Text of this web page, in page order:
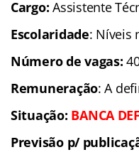
Cargo: Assistente
Escolaridade: Níveis
Número de vagas:
Remuneração: A
Situação: BANCA
Previsão p/